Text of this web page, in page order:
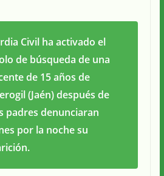
Civil ha activado el
de búsqueda de una
de 15 años de
(Jaén) después de
padres denunciaran
por la noche su